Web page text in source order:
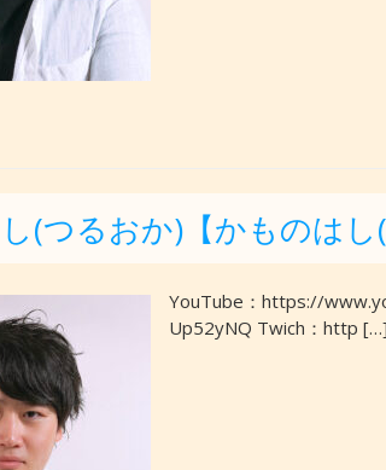
(つるおか)【かものはし(
YouTube：https://
Up52yNQ Twich：http […]